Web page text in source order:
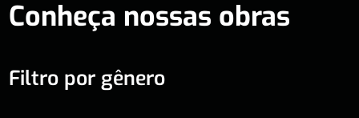
Conheça nossas obras
Filtro por gênero